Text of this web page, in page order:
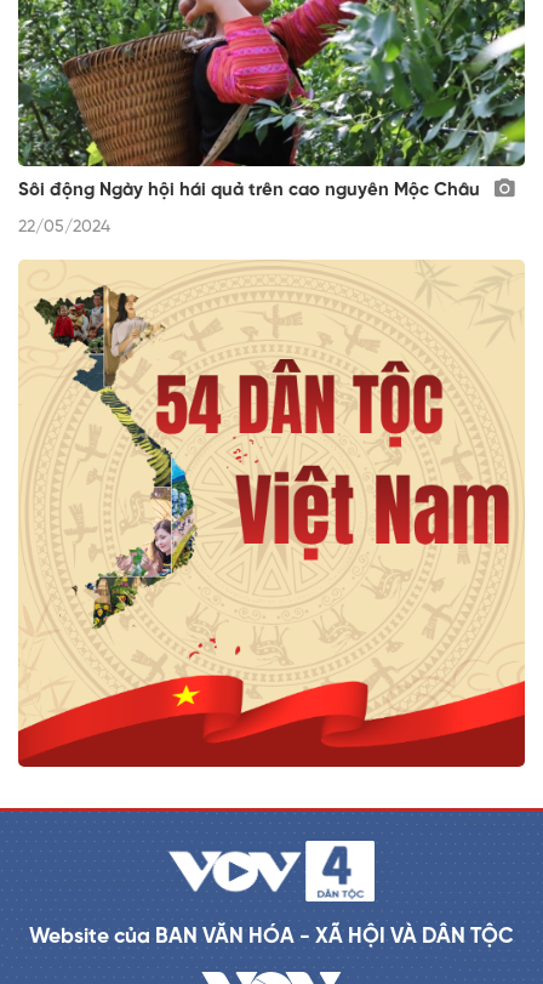
Sôi động Ngày hội hái quả trên cao nguyên Mộc Châu
22/05/2024
Website của BAN VĂN HÓA - XÃ HỘI VÀ DÂN TỘC